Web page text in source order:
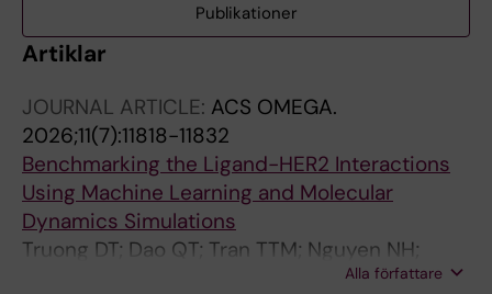
Publikationer
Artiklar
JOURNAL ARTICLE: ACS OMEGA.
2026;11(7):11818-11832
Benchmarking the Ligand-HER2 Interactions
Using Machine Learning and Molecular
Dynamics Simulations
Truong DT; Dao QT; Tran TTM; Nguyen NH;
Nguyen-Thao M-K; Nam N-H; Do TMD; Nguyen
Alla författare